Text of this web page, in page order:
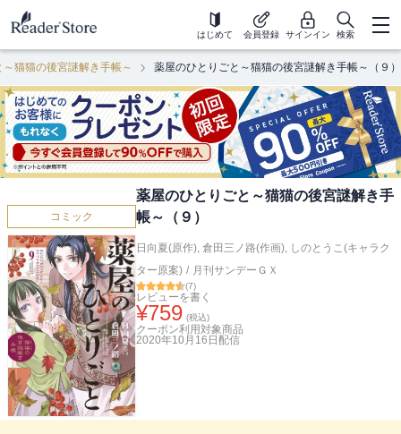
はじめて 会員登録 サインイン 検索
猫猫の後宮謎解き手帳～ 薬屋のひとりごと～猫猫の後宮謎解き手帳～（９）
コミック
薬屋のひとりごと～猫猫の後宮謎解き手
帳～（９）
日向夏(原作), 倉田三ノ路(作画), しのとうこ(キャラク
ター原案) / 月刊サンデーＧＸ
(7)
レビューを書く
¥759 (税込)
クーポン利用対象商品
2020年10月16日 配信